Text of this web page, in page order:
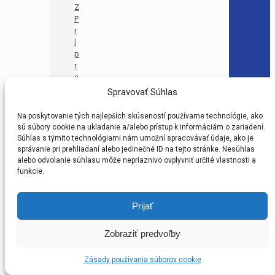
Spravovať Súhlas
Na poskytovanie tých najlepších skúseností používame technológie, ako
sú súbory cookie na ukladanie a/alebo prístup k informáciám o zariadení.
Súhlas s týmito technológiami nám umožní spracovávať údaje, ako je
správanie pri prehliadaní alebo jedinečné ID na tejto stránke. Nesúhlas
alebo odvolanie súhlasu môže nepriaznivo ovplyvniť určité vlastnosti a
funkcie.
Prijať
Zobraziť predvoľby
Zásady používania súborov cookie
Z
P
r
í
p
r
a
a
U
1
1
–
(